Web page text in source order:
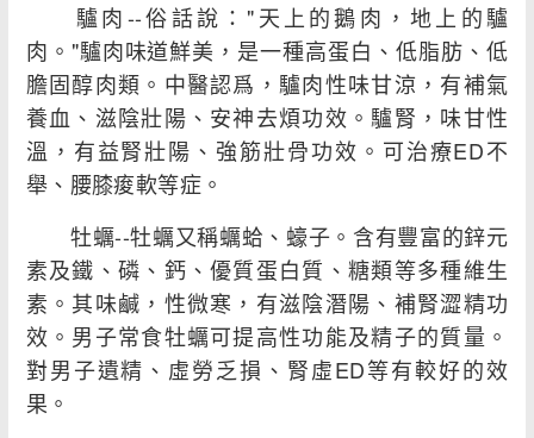
驢肉--俗話說："天上的鵝肉，地上的驢
肉。"驢肉味道鮮美，是一種高蛋白、低脂肪、低
膽固醇肉類。中醫認爲，驢肉性味甘涼，有補氣
養血、滋陰壯陽、安神去煩功效。驢腎，味甘性
溫，有益腎壯陽、強筋壯骨功效。可治療ED不
舉、腰膝痠軟等症。
牡蠣--牡蠣又稱蠣蛤、蠔子。含有豐富的鋅元
素及鐵、磷、鈣、優質蛋白質、糖類等多種維生
素。其味鹹，性微寒，有滋陰潛陽、補腎澀精功
效。男子常食牡蠣可提高性功能及精子的質量。
對男子遺精、虛勞乏損、腎虛ED等有較好的效
果。